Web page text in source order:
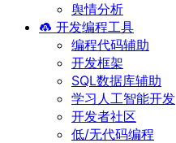
舆情分析
开发编程工具
编程代码辅助
开发框架
SQL数据库辅助
学习人工智能开发
开发者社区
低/无代码编程